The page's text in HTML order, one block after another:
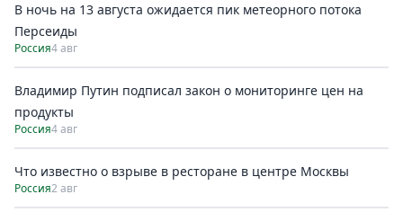
В ночь на 13 августа ожидается пик метеорного потока
Персеиды
Россия4 авг
Владимир Путин подписал закон о мониторинге цен на
продукты
Россия4 авг
Что известно о взрыве в ресторане в центре Москвы
Россия2 авг